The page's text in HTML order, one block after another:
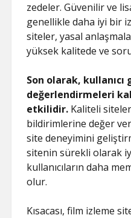
zedeler. Güvenilir ve
genellikle daha iyi bir
siteler, yasal
yüksek kalitede ve
Son olarak,
değerlendirmeleri
etkilidir. Kaliteli
bildirimlerine değer
site deneyimini
sitenin sürekli olarak
kullanıcıların daha
olur.
Kısacası, film izleme